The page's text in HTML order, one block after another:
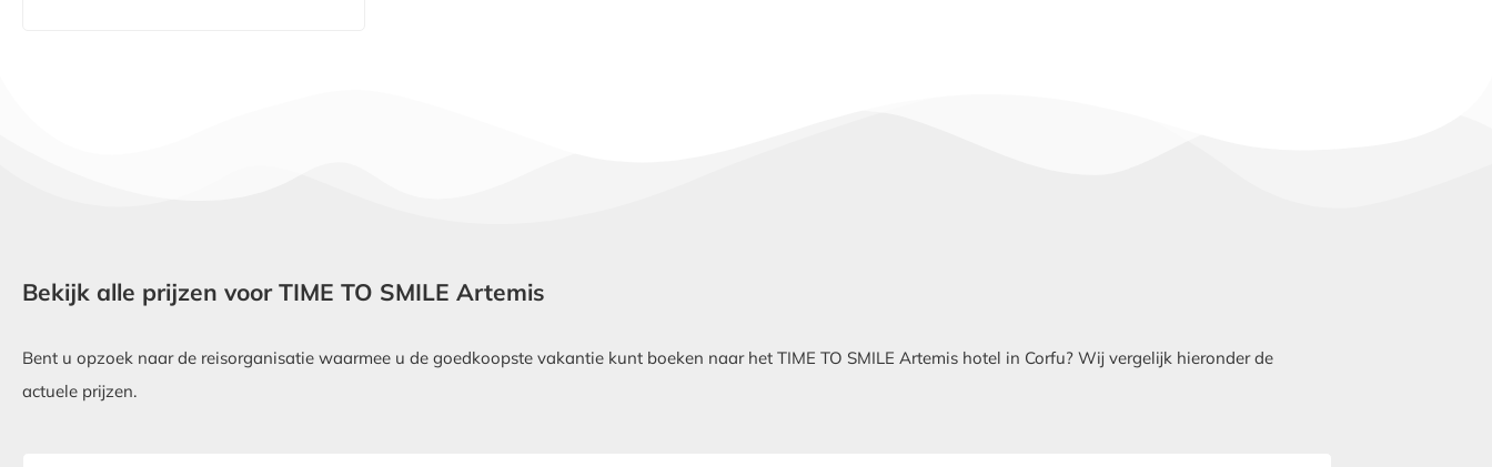
Bekijk alle prijzen voor TIME TO SMILE Artemis
Bent u opzoek naar de reisorganisatie waarmee u de goedkoopste vakantie kunt boeken naar het TIME TO SMILE Artemis hotel in Corfu? Wij vergelijk hieronder de
actuele prijzen.